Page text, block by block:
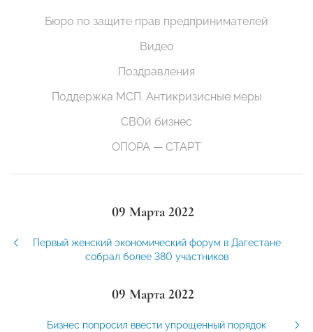
Бюро по защите прав предпринимателей
Видео
Поздравления
Поддержка МСП. Антикризисные меры
СВОй бизнес
ОПОРА — СТАРТ
09 Марта 2022
Первый женский экономический форум в Дагестане
собрал более 380 участников
09 Марта 2022
Бизнес попросил ввести упрощенный порядок